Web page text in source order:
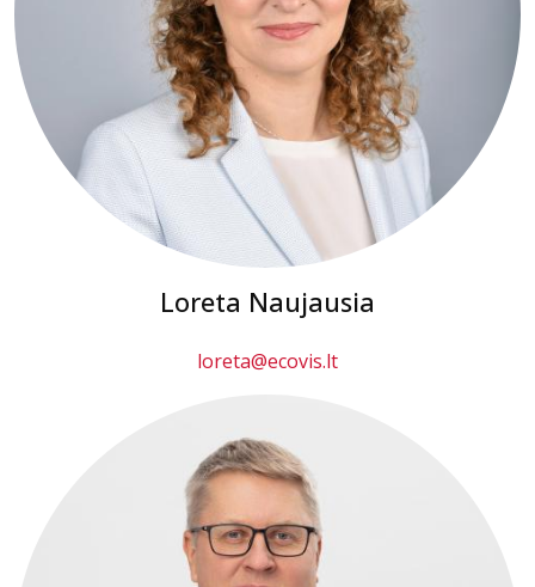
Loreta Naujausia
loreta@ecovis.lt